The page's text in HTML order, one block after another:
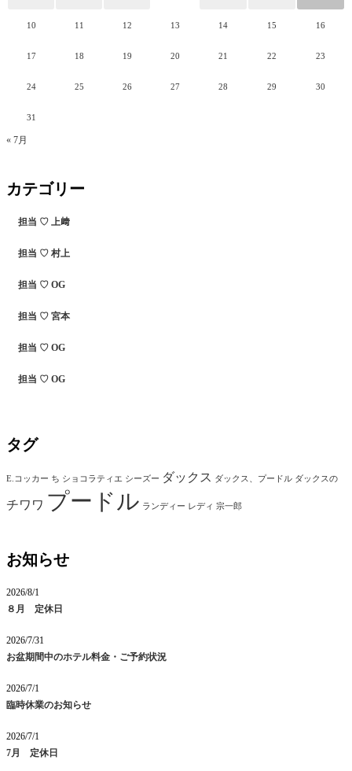
10 11 12 13 14 15 16
17 18 19 20 21 22 23
24 25 26 27 28 29 30
31
« 7月
カテゴリー
担当 ♡ 上﨑
担当 ♡ 村上
担当 ♡ OG
担当 ♡ 宮本
担当 ♡ OG
担当 ♡ OG
タグ
E.コッカー ち ショコラティエ シーズー ダックス ダックス、プードル ダックスの
チワワ プードル ランディー レディ 宗一郎
お知らせ
2026/8/1
８月 定休日
2026/7/31
お盆期間中のホテル料金・ご予約状況
2026/7/1
臨時休業のお知らせ
2026/7/1
7月 定休日